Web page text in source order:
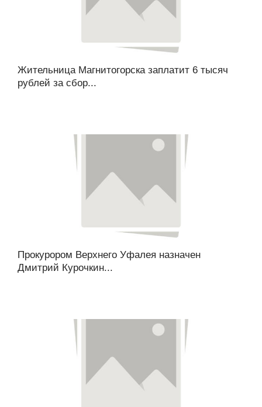
Жительница Магнитогорска заплатит 6 тысяч
рублей за сбор...
Прокурором Верхнего Уфалея назначен
Дмитрий Курочкин...